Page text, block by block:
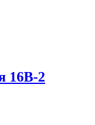
16B-2